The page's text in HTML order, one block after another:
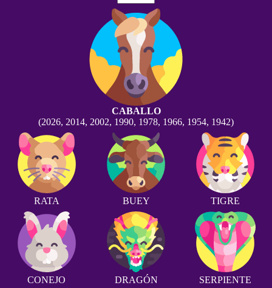
CABALLO
(2026, 2014, 2002, 1990, 1978, 1966, 1954, 1942)
RATA BUEY TIGRE
CONEJO DRAGÓN SERPIENTE